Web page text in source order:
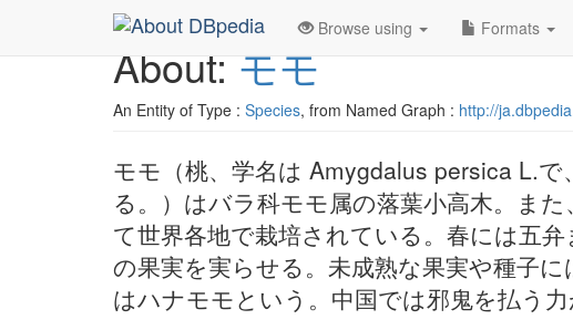
Browse using Formats
About:モモ
An Entity of Type : Species, from Named Graph : http://
モモ（桃、学名は Amygdalus persica L.
る。）はバラ科モモ属の落葉小高木。ま
て世界各地で栽培されている。春には五
の果実を実らせる。未成熟な果実や種子
はハナモモという。中国では邪鬼を払う力